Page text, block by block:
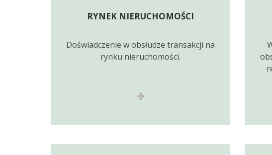
RYNEK NIERUCHOMOŚCI
Doświadczenie w obsłudze transakcji na
rynku nieruchomości.